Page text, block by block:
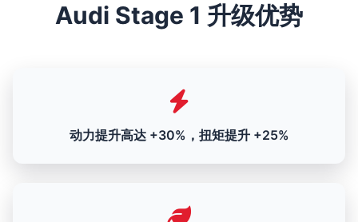
Audi Stage 1 升级优势
动力提升高达 +30%，扭矩提升 +25%